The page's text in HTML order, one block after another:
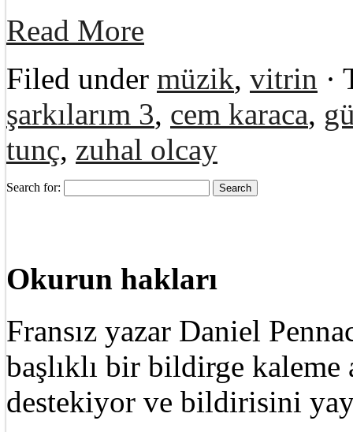
Read More
Filed under müzik, vitrin ·
şarkılarım 3, cem karaca,
tunç, zuhal olcay
Search for:
Okurun hakları
Fransız yazar Daniel
başlıklı bir bildirge kaleme
destekiyor ve bildirisini